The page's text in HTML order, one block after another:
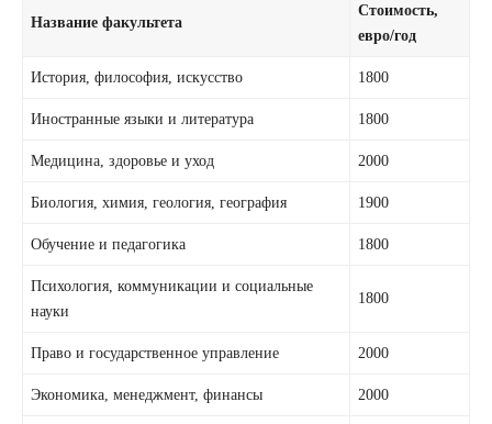
Название факультета
Стоимость,
евро/год
История, философия, искусство 1800
Иностранные языки и литература 1800
Медицина, здоровье и уход 2000
Биология, химия, геология, география 1900
Обучение и педагогика 1800
Психология, коммуникации и социальные
науки
1800
Право и государственное управление 2000
Экономика, менеджмент, финансы 2000